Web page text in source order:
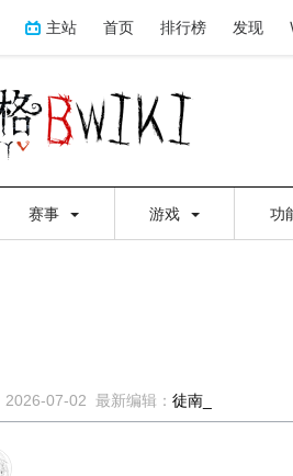
主站 首页 排行榜 发现
赛事 游戏 功
2026-07-02 最新编辑： 徒南_